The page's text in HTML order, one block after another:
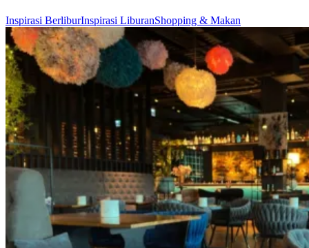
Inspirasi BerliburInspirasi LiburanShopping & Makan